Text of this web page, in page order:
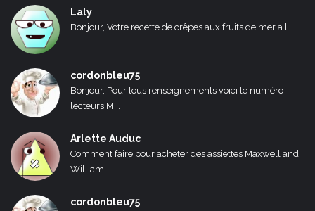
Laly
Bonjour, Votre recette de crêpes aux fruits de mer a l...
cordonbleu75
Bonjour, Pour tous renseignements voici le numéro
lecteurs M...
Arlette Auduc
Comment faire pour acheter des assiettes Maxwell and
William...
cordonbleu75